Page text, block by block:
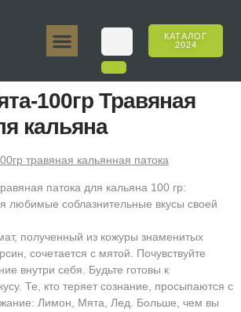
КАТАЛОГ
2024
100гр Травяная
кальяна
патока для кальяна 100 гр:
соблазнительные вкусы своей
полученный из кожуры знаменитых
сочетается с мятой. Почувствуйте
внутри себя. Будьте готовы к
Те, кто теряет сознание, просыпаются с
Лимон, Мята, Лед. Больше, чем вы